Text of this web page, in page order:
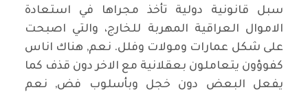
سبل قانونية دولية تأخذ مجراها في استعادة
الاموال العراقية المهربة للخارج، والتي اصبحت
على شكل عمارات ومولات وفلل. نعم, هناك اناس
كفوؤون يتعاملون بعقلانية مع الاخر دون قذف كما
يفعل البعض دون خجل وبأسلوب فض, نعم